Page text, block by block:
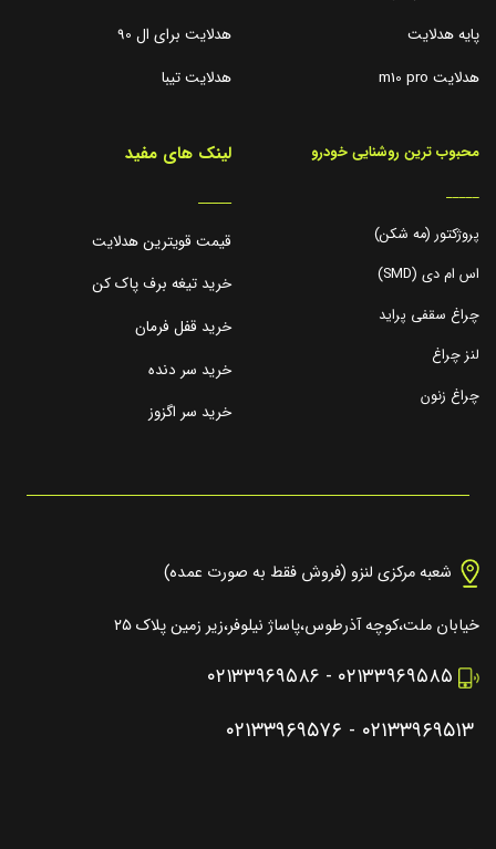
پایه هدلایت
هدلایت m10 pro
هدلایت برای ال 90
هدلایت تیبا
محبوب ترین روشنایی خودرو
_____
پروژکتور (مه شکن)
اس ام دی (SMD)
چراغ سقفی پراید
لنز چراغ
چراغ زنون
لینک های مفید
_____
قیمت قویترین هدلایت
خرید تیغه برف پاک کن
خرید قفل فرمان
خرید سر دنده
خرید سر اگزوز
شعبه مرکزی لنزو (فروش فقط به صورت عمده)
خیابان ملت،کوچه آذرطوس،پاساژ نیلوفر،زیر زمین پلاک ۲۵
۰۲۱۳۳۹۶۹۵۸۵ - ۰۲۱۳۳۹۶۹۵۸۶
۰۲۱۳۳۹۶۹۵۱۳ - ۰۲۱۳۳۹۶۹۵۷۶